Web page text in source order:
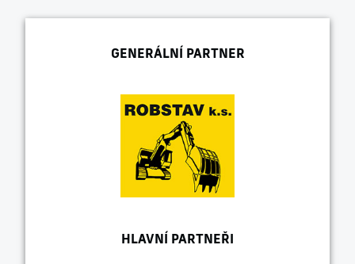
GENERÁLNÍ PARTNER
HLAVNÍ PARTNEŘI